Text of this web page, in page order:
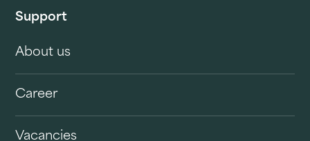
Support
About us
Career
Vacancies